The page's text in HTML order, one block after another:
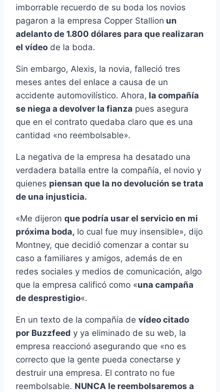
imborrable recuerdo de su boda los novios
pagaron a la empresa Copper Stallion un
adelanto de 1.800 dólares para que realizaran
el vídeo de la boda.
Sin embargo, Alexis, la novia, falleció tres
meses antes del enlace a causa de un
accidente automovilístico. Ahora, la compañía
se niega a devolver la fianza pues asegura
que en el contrato quedaba claro que es una
cantidad «no reembolsable».
La negativa de la empresa ha desatado una
verdadera batalla entre la compañía, el novio y
quienes piensan que la no devolución se trata
de una injusticia.
«Me dijeron que podría usar el servicio en mi
próxima boda, lo cual fue muy insensible», dijo
Montney, que decidió comenzar a contar su
caso a familiares y amigos, además de en
redes sociales y medios de comunicación, algo
que la empresa calificó como «una campaña
de desprestigio«.
En un texto de la compañía de vídeo citado
por Buzzfeed y ya eliminado de su web, la
empresa reaccionó asegurando que «no es
correcto que la gente pueda conectarse y
destruir una empresa. El contrato no fue
reembolsable. NUNCA le reembolsaremos a